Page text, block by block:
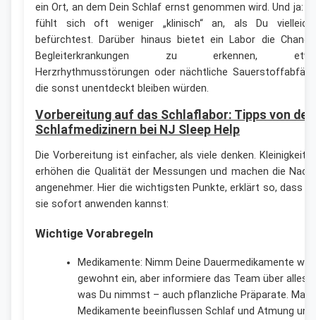
ein Ort, an dem Dein Schlaf ernst genommen wird. Und ja:
fühlt sich oft weniger „klinisch“ an, als Du
befürchtest. Darüber hinaus bietet ein Labor die
Begleiterkrankungen zu erkennen,
Herzrhythmusstörungen oder nächtliche
die sonst unentdeckt bleiben würden.
Vorbereitung auf das Schlaflabor: Tipps von den
Schlafmedizinern bei NJ Sleep Help
Die Vorbereitung ist einfacher, als viele denken.
erhöhen die Qualität der Messungen und machen die
angenehmer. Hier die wichtigsten Punkte, erklärt so, dass
sie sofort anwenden kannst:
Wichtige Vorabregeln
Medikamente: Nimm Deine Dauermedikamente wie
gewohnt ein, aber informiere das Team über alles,
was Du nimmst – auch pflanzliche Präparate.
Medikamente beeinflussen Schlaf und Atmung und